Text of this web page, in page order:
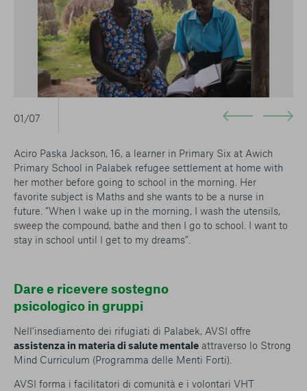
01/07
Aciro Paska Jackson, 16, a learner in Primary Six at Awich
Primary School in Palabek refugee settlement at home with
her mother before going to school in the morning. Her
favorite subject is Maths and she wants to be a nurse in
future. ”When I wake up in the morning, I wash the utensils,
sweep the compound, bathe and then I go to school. I want to
stay in school until I get to my dreams”.
Dare e ricevere sostegno
psicologico in gruppi
Nell’insediamento dei rifugiati di Palabek, AVSI offre
assistenza in materia di salute mentale attraverso lo Strong
Mind Curriculum (Programma delle Menti Forti).
AVSI forma i facilitatori di comunità e i volontari VHT